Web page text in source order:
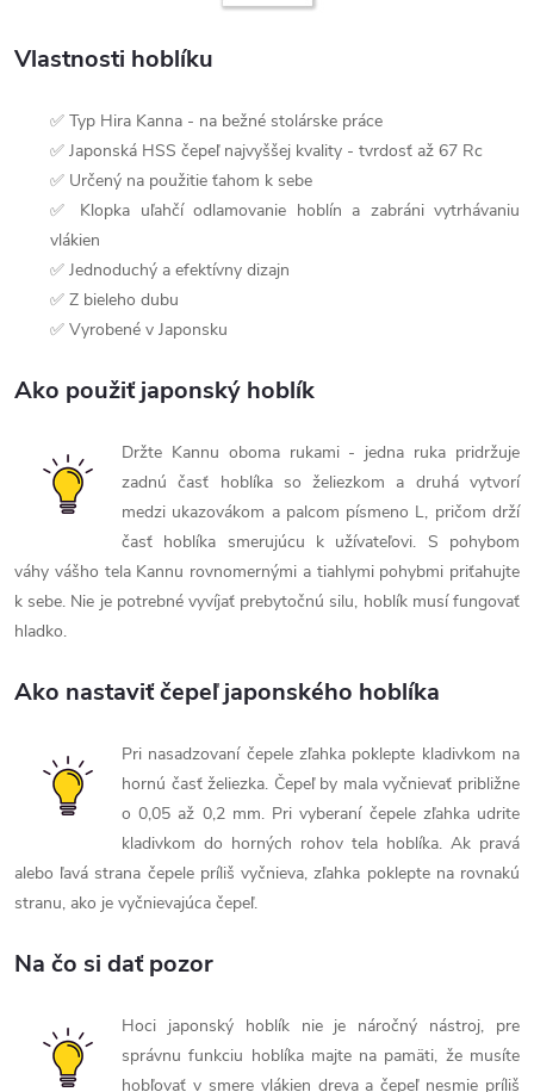
Vlastnosti hoblíku
✅ Typ Hira Kanna - na bežné stolárske práce
✅ Japonská HSS čepeľ najvyššej kvality - tvrdosť až 67 Rc
✅ Určený na použitie ťahom k sebe
✅ Klopka uľahčí odlamovanie hoblín a zabráni vytrhávaniu
vlákien
✅ Jednoduchý a efektívny dizajn
✅ Z bieleho dubu
✅ Vyrobené v Japonsku
Ako použiť japonský hoblík
Držte Kannu oboma rukami - jedna ruka pridržuje
zadnú časť hoblíka so želiezkom a druhá vytvorí
medzi ukazovákom a palcom písmeno L, pričom drží
časť hoblíka smerujúcu k užívateľovi. S pohybom
váhy vášho tela Kannu rovnomernými a tiahlymi pohybmi priťahujte
k sebe. Nie je potrebné vyvíjať prebytočnú silu, hoblík musí fungovať
hladko.
Ako nastaviť čepeľ japonského hoblíka
Pri nasadzovaní čepele zľahka poklepte kladivkom na
hornú časť želiezka. Čepeľ by mala vyčnievať približne
o 0,05 až 0,2 mm. Pri vyberaní čepele zľahka udrite
kladivkom do horných rohov tela hoblíka. Ak pravá
alebo ľavá strana čepele príliš vyčnieva, zľahka poklepte na rovnakú
stranu, ako je vyčnievajúca čepeľ.
Na čo si dať pozor
Hoci japonský hoblík nie je náročný nástroj, pre
správnu funkciu hoblíka majte na pamäti, že musíte
hobľovať v smere vlákien dreva a čepeľ nesmie príliš